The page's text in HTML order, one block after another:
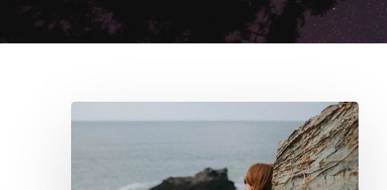
Hit enter to search or ESC to close